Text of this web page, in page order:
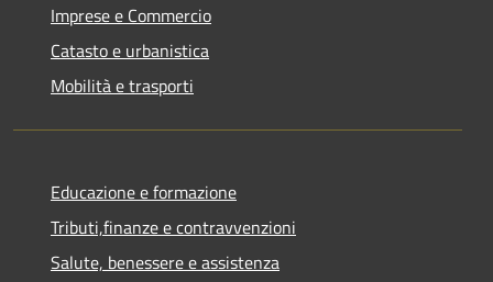
Imprese e Commercio
Catasto e urbanistica
Mobilità e trasporti
Educazione e formazione
Tributi,finanze e contravvenzioni
Salute, benessere e assistenza